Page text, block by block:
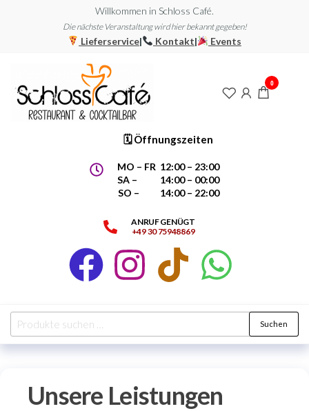
Willkommen in Schloss Café.
Die nächste Veranstaltung wird hier bekannt gegeben!
Lieferservice| Kontakt| Events
&
Cocktailbar
🗓 Öffnungszeiten
MO – FR 12:00 – 23:00
SA – 14:00 – 00:00
SO – 14:00 – 22:00
ANRUF GENÜGT
+49 30 75948869
0
Suchen
Unsere Leistungen